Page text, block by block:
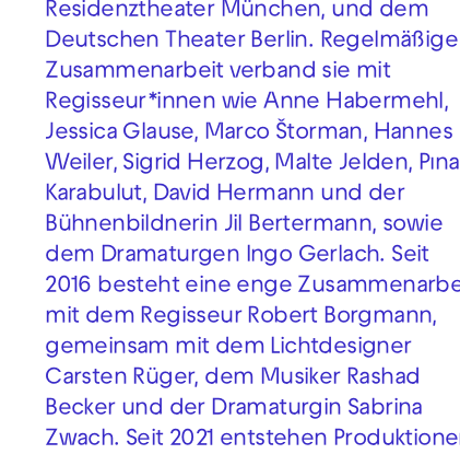
Residenztheater München, und dem
Deutschen Theater Berlin. Regelmäßige
Zusammenarbeit verband sie mit
Regisseur*innen wie Anne Habermehl,
Jessica Glause, Marco Štorman, Hannes
Weiler, Sigrid Herzog, Malte Jelden,
Karabulut, David Hermann und der
Bühnenbildnerin Jil Bertermann, sowie
dem Dramaturgen Ingo Gerlach. Seit
2016 besteht eine enge
mit dem Regisseur Robert Borgmann,
gemeinsam mit dem Lichtdesigner
Carsten Rüger, dem Musiker Rashad
Becker und der Dramaturgin Sabrina
Zwach. Seit 2021 entstehen